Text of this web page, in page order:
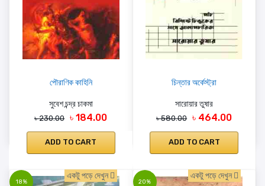
পৌরাণিক কাহিনি
সুবেশ চন্দ্র চাকমা
৳ 230.00 ৳ 184.00
ADD TO CART
চিন্তার অর্কেস্ট্রা
সারোয়ার তুষার
৳ 580.00 ৳ 464.00
ADD TO CART
18%
একটু পড়ে দেখুন
20%
একটু পড়ে দেখুন